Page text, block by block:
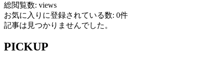
総閲覧数: views
お気に入りに登録されている数: 0件
記事は見つかりませんでした。
PICKUP